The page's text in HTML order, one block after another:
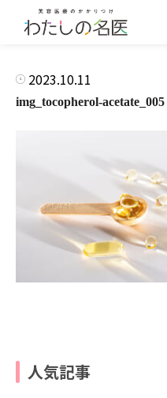
2023.10.11
img_tocopherol-acetate_005
人気記事